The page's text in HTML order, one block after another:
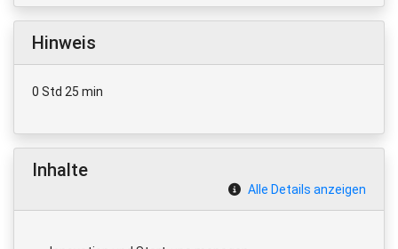
Hinweis
0 Std 25 min
Inhalte
Alle Details anzeigen